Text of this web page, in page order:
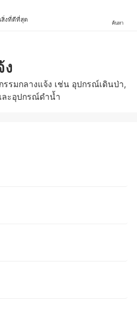
สิ่งที่ดีที่สุด
ค้นหา
ง
รมกลางแจ้ง เช่น อุปกรณ์เดินป่า,
ะอุปกรณ์ดำน้ำ